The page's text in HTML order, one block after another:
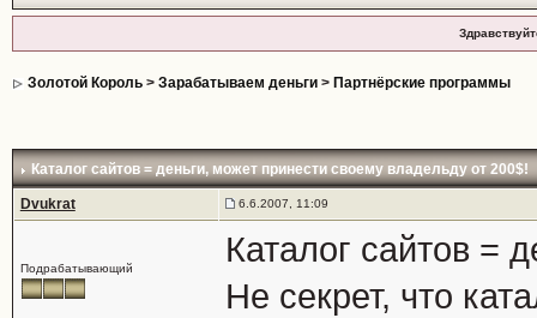
Золотой Король> Зарабатываем деньги> Партнёрские программы
Каталог сайтов = деньги, может принести своему владельду от 200$!
Dvukrat 6.6.2007, 11:09
Подрабатывающий
Каталог сайтов =
Не секрет, что